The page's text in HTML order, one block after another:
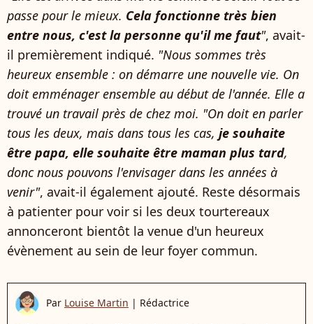
passe pour le mieux. Cela fonctionne très bien
entre nous, c'est la personne qu'il me faut", avait-
il premièrement indiqué. "Nous sommes très
heureux ensemble : on démarre une nouvelle vie. On
doit emménager ensemble au début de l'année. Elle a
trouvé un travail près de chez moi. "On doit en parler
tous les deux, mais dans tous les cas, je souhaite
être papa, elle souhaite être maman plus tard,
donc nous pouvons l'envisager dans les années à
venir", avait-il également ajouté. Reste désormais
à patienter pour voir si les deux tourtereaux
annonceront bientôt la venue d'un heureux
évènement au sein de leur foyer commun.
Par Louise Martin | Rédactrice